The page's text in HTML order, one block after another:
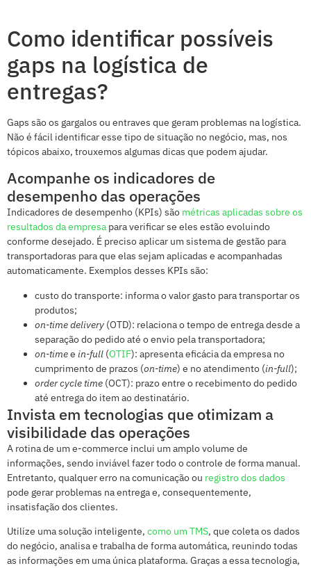
Como identificar possíveis
gaps na logística de
entregas?
Gaps são os gargalos ou entraves que geram problemas na logística.
Não é fácil identificar esse tipo de situação no negócio, mas, nos
tópicos abaixo, trouxemos algumas dicas que podem ajudar.
Acompanhe os indicadores de
desempenho das operações
Indicadores de desempenho (KPIs) são métricas aplicadas sobre os
resultados da empresa para verificar se eles estão evoluindo
conforme desejado. É preciso aplicar um sistema de gestão para
transportadoras para que elas sejam aplicadas e acompanhadas
automaticamente. Exemplos desses KPIs são:
custo do transporte: informa o valor gasto para transportar os
produtos;
on-time delivery (OTD): relaciona o tempo de entrega desde a
separação do pedido até o envio pela transportadora;
on-timee in-full (OTIF): apresenta eficácia da empresa no
cumprimento de prazos (on-time) e no atendimento (in-full);
order cycle time (OCT): prazo entre o recebimento do pedido
até entrega do item ao destinatário.
Invista em tecnologias que otimizam a
visibilidade das operações
A rotina de um e-commerce inclui um amplo volume de
informações, sendo inviável fazer todo o controle de forma manual.
Entretanto, qualquer erro na comunicação ou registro dos dados
pode gerar problemas na entrega e, consequentemente,
insatisfação dos clientes.
Utilize uma solução inteligente, como um TMS, que coleta os dados
do negócio, analisa e trabalha de forma automática, reunindo todas
as informações em uma única plataforma. Graças a essa tecnologia,